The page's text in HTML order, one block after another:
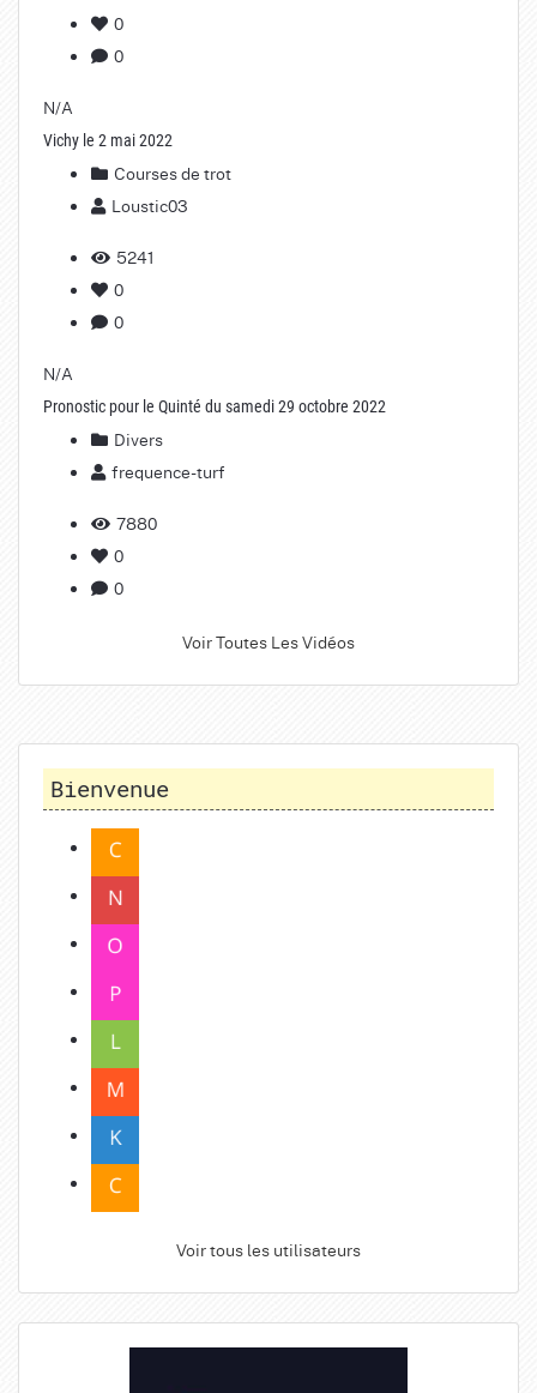
0
0
N/A
Vichy le 2 mai 2022
Courses de trot
Loustic03
5241
0
0
N/A
Pronostic pour le Quinté du samedi 29 octobre 2022
Divers
frequence-turf
7880
0
0
Voir Toutes Les Vidéos
Bienvenue
Voir tous les utilisateurs